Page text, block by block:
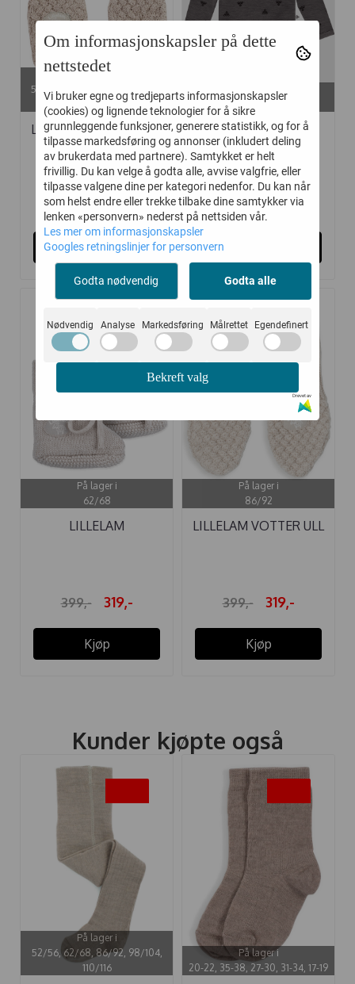
På lager i
50/56, 74/80, 86/92, 98/104,
110/116
LILLELAM VOTTER ULL
CLASSIC ...
399,- 319,-
Kjøp
På lager i
68, 74, 80, 86
HUMMEL BODY MINI
ULL CHARCOAL ...
350,- 263,-
-20%
På lager i
62/68
LILLELAM
399,- 319,-
Kjøp
-20%
På lager i
86/92
LILLELAM VOTTER ULL
399,- 319,-
Kjøp
Kunder kjøpte også
På lager i
52/56, 62/68, 86/92, 98/104,
110/116
På lager i
20-22, 35-38, 27-30, 31-34, 17-19
Om informasjonskapsler på dette
nettstedet
Vi bruker egne og tredjeparts informasjonskapsler
(cookies) og lignende teknologier for å sikre
grunnleggende funksjoner, generere statistikk, og for å
tilpasse markedsføring og annonser (inkludert deling
av brukerdata med partnere). Samtykket er helt
frivillig. Du kan velge å godta alle, avvise valgfrie, eller
tilpasse valgene dine per kategori nedenfor. Du kan når
som helst endre eller trekke tilbake dine samtykker via
lenken «personvern» nederst på nettsiden vår.
Les mer om informasjonskapsler
Googles retningslinjer for personvern
Godta nødvendig Godta alle
Nødvendig Analyse Markedsføring Målrettet Egendefinert
Bekreft valg
Drevet av